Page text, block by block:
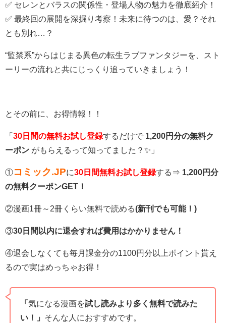
✅ セレンとバラスの関係性・登場人物の魅力を徹底紹介！
✅ 最終回の展開を深掘り考察！未来に待つのは、愛？それ
とも別れ…？
“監禁系”からはじまる異色の転生ラブファンタジーを、スト
ーリーの流れと共にじっくり追っていきましょう！
とその前に、お得情報！！
「 30日間の無料お試し登録するだけで 1,200円分の無料ク
ーポン がもらえるって知ってました？✨」
①コミック.JPに30日間無料お試し登録する⇒ 1,200円分
の無料クーポンGET！
②漫画1冊～2冊くらい無料で読める(新刊でも可能！)
③30日間以内に退会すれば費用はかかりません！
④退会しなくても毎月課金分の1100円分以上ポイント貰え
るので実はめっちゃお得！
「気になる漫画を試し読みより多く無料で読みた
い！」 そんな人におすすめです。